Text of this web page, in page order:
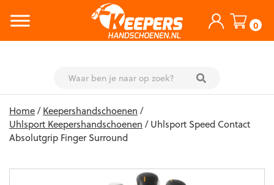
0
content
Home/Keepershandschoenen /
Uhlsport Keepershandschoenen / Uhlsport Speed Contact
Absolutgrip Finger Surround